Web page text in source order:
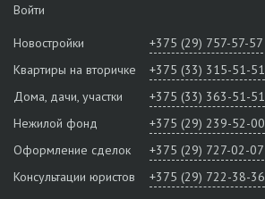
Войти
Новостройки
+375 (29) 757-57-57
Квартиры на вторичке
+375 (33) 315-51-51
Дома, дачи, участки
+375 (33) 363-51-51
Нежилой фонд
+375 (29) 239-52-00
Оформление сделок
+375 (29) 727-02-07
Консультации юристов
+375 (29) 722-38-36